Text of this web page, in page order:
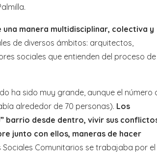
manera multidisciplinar, colectiva y
de diversos ámbitos: arquitectos,
sociales que entienden del proceso de
ha sido muy grande, aunque el número
alrededor de 70 personas). Los
barrio desde dentro, vivir sus
junto con ellos, maneras de hacer
Sociales Comunitarios se trabajaba por el